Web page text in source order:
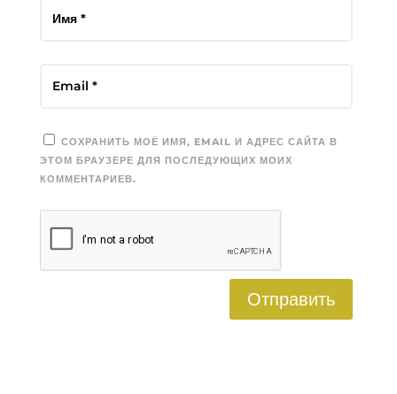
СОХРАНИТЬ МОЁ ИМЯ, EMAIL И АДРЕС САЙТА В
ЭТОМ БРАУЗЕРЕ ДЛЯ ПОСЛЕДУЮЩИХ МОИХ
КОММЕНТАРИЕВ.
Отправить